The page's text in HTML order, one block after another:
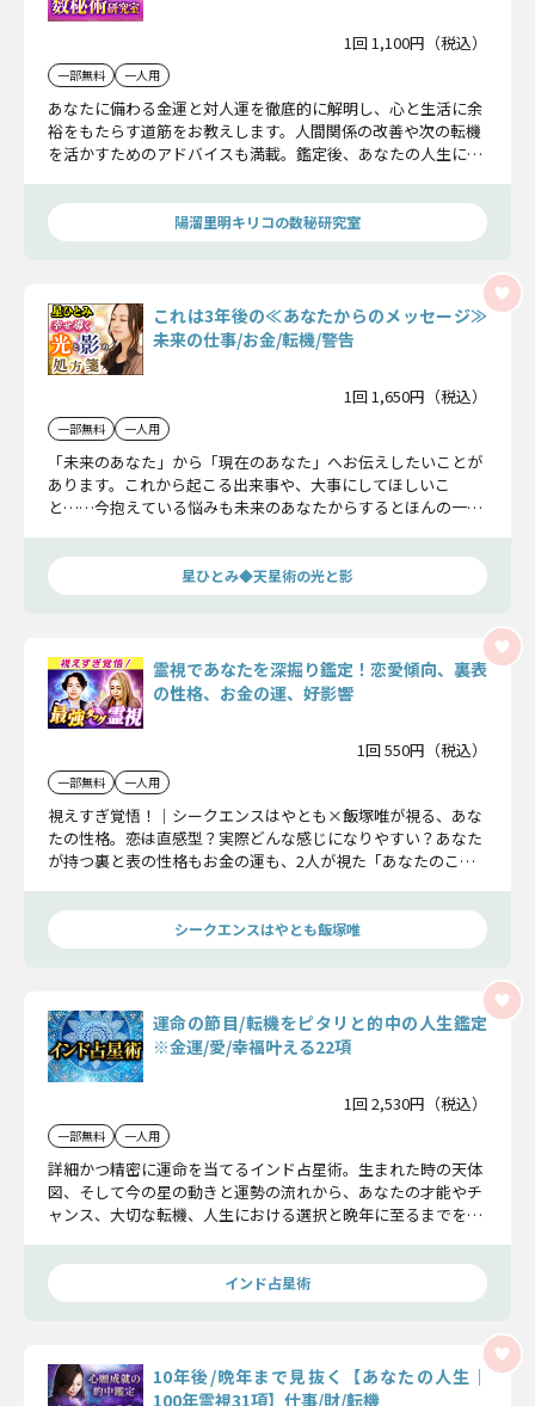
1回 1,100円（税込）
一部無料 一人用
あなたに備わる金運と対人運を徹底的に解明し、心と生活に余
裕をもたらす道筋をお教えします。人間関係の改善や次の転機
を活かすためのアドバイスも満載。鑑定後、あなたの人生に新
陽溜里明キリコの数秘研究室
これは3年後の≪あなたからのメッセージ≫
未来の仕事/お金/転機/警告
1回 1,650円（税込）
一部無料 一人用
「未来のあなた」から「現在のあなた」へお伝えしたいことが
あります。これから起こる出来事や、大事にしてほしいこ
と……今抱えている悩みも未来のあなたからするとほんの一瞬
ージを確かめてみませんか。
星ひとみ◆天星術の光と影
霊視であなたを深掘り鑑定！恋愛傾向、裏表
の性格、お金の運、好影響
1回 550円（税込）
一部無料 一人用
視えすぎ覚悟！｜シークエンスはやとも×飯塚唯が視る、あな
たの性格。――恋は直感型？実際どんな感じになりやすい？あなた
が持つ裏と表の性格もお金の運も、2人が視た「あなたのこ
せんよ。
シークエンスはやとも飯塚唯
運命の節目/転機をピタリと的中の人生鑑定
※金運/愛/幸福叶える22項
1回 2,530円（税込）
一部無料 一人用
詳細かつ精密に運命を当てるインド占星術。生まれた時の天体
図、そして今の星の動きと運勢の流れから、あなたの才能やチ
ャンス、大切な転機、人生における選択と晩年に至るまでを詳
インド占星術
10年後/晩年まで見抜く【あなたの人生｜
100年霊視31項】仕事/財/転機